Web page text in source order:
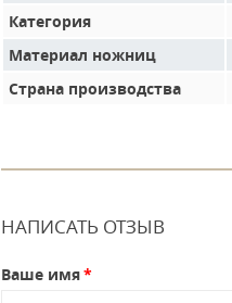
Категория
Материал ножниц
Страна производства
НАПИСАТЬ ОТЗЫВ
Ваше имя